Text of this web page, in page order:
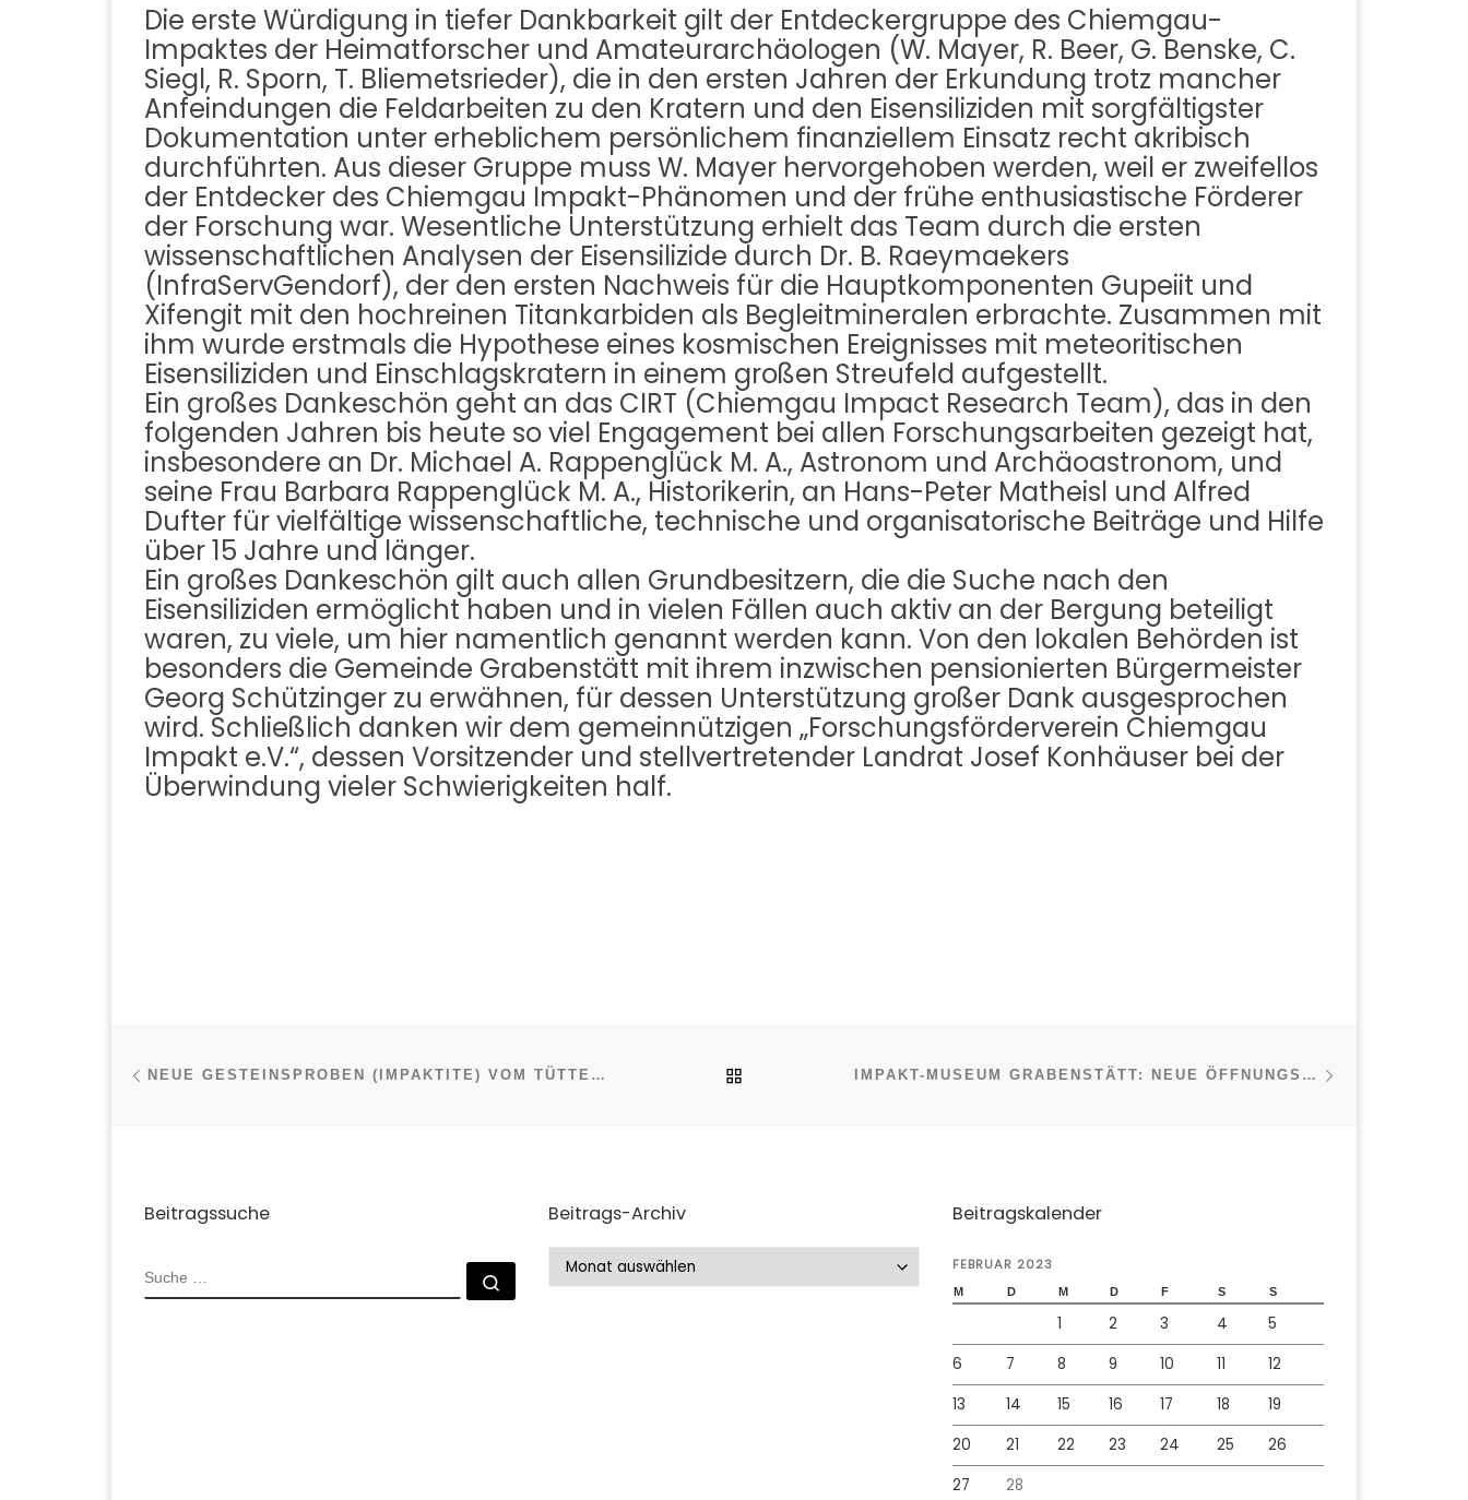
Die erste Würdigung in tiefer Dankbarkeit gilt der Entdeckergruppe des Chiemgau-
Impaktes der Heimatforscher und Amateurarchäologen (W. Mayer, R. Beer, G. Benske, C.
Siegl, R. Sporn, T. Bliemetsrieder), die in den ersten Jahren der Erkundung trotz mancher
Anfeindungen die Feldarbeiten zu den Kratern und den Eisensiliziden mit sorgfältigster
Dokumentation unter erheblichem persönlichem finanziellem Einsatz recht akribisch
durchführten. Aus dieser Gruppe muss W. Mayer hervorgehoben werden, weil er zweifellos
der Entdecker des Chiemgau Impakt-Phänomen und der frühe enthusiastische Förderer
der Forschung war. Wesentliche Unterstützung erhielt das Team durch die ersten
wissenschaftlichen Analysen der Eisensilizide durch Dr. B. Raeymaekers
(InfraServGendorf), der den ersten Nachweis für die Hauptkomponenten Gupeiit und
Xifengit mit den hochreinen Titankarbiden als Begleitmineralen erbrachte. Zusammen mit
ihm wurde erstmals die Hypothese eines kosmischen Ereignisses mit meteoritischen
Eisensiliziden und Einschlagskratern in einem großen Streufeld aufgestellt.
Ein großes Dankeschön geht an das CIRT (Chiemgau Impact Research Team), das in den
folgenden Jahren bis heute so viel Engagement bei allen Forschungsarbeiten gezeigt hat,
insbesondere an Dr. Michael A. Rappenglück M. A., Astronom und Archäoastronom, und
seine Frau Barbara Rappenglück M. A., Historikerin, an Hans-Peter Matheisl und Alfred
Dufter für vielfältige wissenschaftliche, technische und organisatorische Beiträge und Hilfe
über 15 Jahre und länger.
Ein großes Dankeschön gilt auch allen Grundbesitzern, die die Suche nach den
Eisensiliziden ermöglicht haben und in vielen Fällen auch aktiv an der Bergung beteiligt
waren, zu viele, um hier namentlich genannt werden kann. Von den lokalen Behörden ist
besonders die Gemeinde Grabenstätt mit ihrem inzwischen pensionierten Bürgermeister
Georg Schützinger zu erwähnen, für dessen Unterstützung großer Dank ausgesprochen
wird. Schließlich danken wir dem gemeinnützigen „Forschungsförderverein Chiemgau
Impakt e.V.“, dessen Vorsitzender und stellvertretender Landrat Josef Konhäuser bei der
Überwindung vieler Schwierigkeiten half.
Beitragsnavigation NEUE GESTEINSPROBEN (IMPAKTITE) VOM TÜTTENSEE-METEORKRATER ZURÜCK ZUR BEITRAGSLISTE IMPAKT-MUSEUM GRABENSTÄTT: NEUE ÖFFNUNGSZEITEN
Beitragssuche
SUCHE
Beitrags-Archiv Beitragskalender
FEBRUAR 2023
M D M D F S S
1 2 3 4
5
6
7 8 9 10 11
12
13
14 15 16 17 18
19
20
21 22 23 24 25
26
27
28